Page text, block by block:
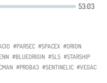
#PARSEC #SPACEX #ORION
#BLUEORIGIN #SLS #STARSHIP
#PROBA3 #SENTINEL1C #VEGAC